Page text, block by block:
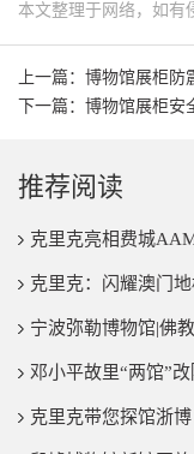
本文整理于网络，如有
上一篇：博物馆展柜
下一篇：博物馆展柜安
推荐阅读
克里克亮相费城
克里克：闪耀澳门
宁波弥勒博物馆|佛
邓小平故里“两馆”
克里克带您探馆浙